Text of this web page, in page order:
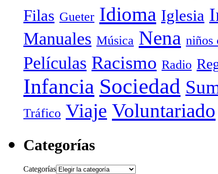
Filas Gueter Idioma Iglesia
Manuales Música Nena niños
Películas Racismo Radio
Infancia Sociedad
Tráfico Viaje Voluntariado
Categorías
Categorías